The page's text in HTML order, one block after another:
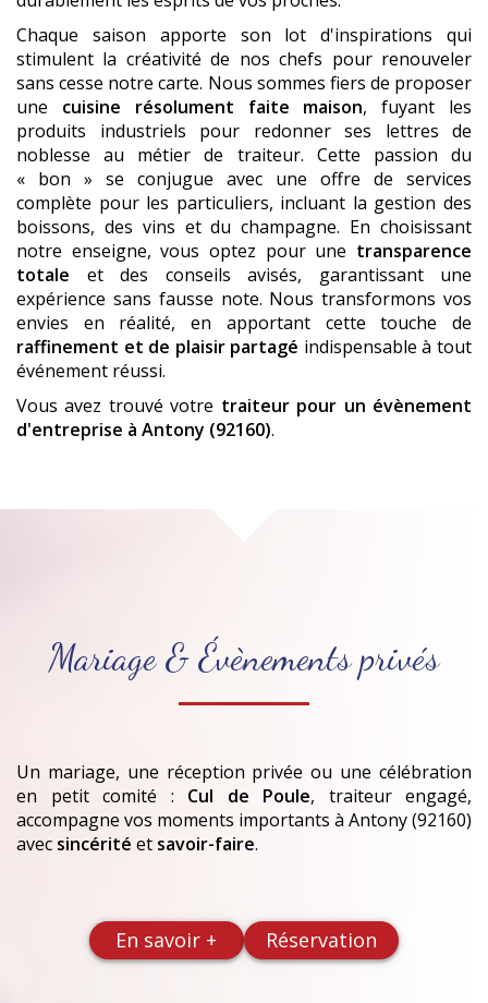
Chaque saison apporte son lot d'inspirations qui
stimulent la créativité de nos chefs pour renouveler
sans cesse notre carte. Nous sommes fiers de proposer
une cuisine résolument faite maison, fuyant les
produits industriels pour redonner ses lettres de
noblesse au métier de traiteur. Cette passion du
« bon » se conjugue avec une offre de services
complète pour les particuliers, incluant la gestion des
boissons, des vins et du champagne. En choisissant
notre enseigne, vous optez pour une transparence
totale et des conseils avisés, garantissant une
expérience sans fausse note. Nous transformons vos
envies en réalité, en apportant cette touche de
raffinement et de plaisir partagé indispensable à tout
événement réussi.
Vous avez trouvé votre traiteur pour un évènement
d'entreprise à Antony (92160).
Mariage & Évènements privés
Un mariage, une réception privée ou une célébration
en petit comité : Cul de Poule, traiteur engagé,
accompagne vos moments importants à Antony (92160)
avec sincérité et savoir-faire.
En savoir + Réservation